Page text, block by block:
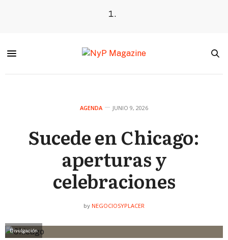
AGENDA JUNIO 9, 2026
Sucede en Chicago:
aperturas y
celebraciones
by NEGOCIOSYPLACER
Divulgación